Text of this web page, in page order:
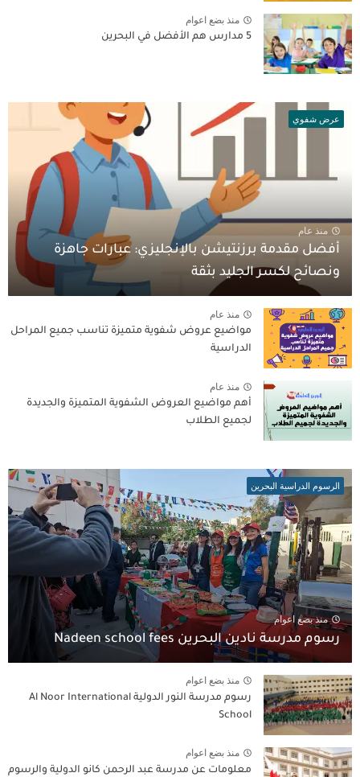
منذ بضع اعوام
5 مدارس هم الأفضل في البحرين
عرض شفوي
منذ عام
أفضل مقدمة برزنتيشن بالإنجليزي: عبارات جاهزة
ونصائح لكسر الجليد بثقة
منذ عام
مواضيع عروض شفوية متميزة تناسب جميع المراحل
الدراسية
منذ عام
أهم مواضيع العروض الشفوية المتميزة والجديدة
لجميع الطلاب
الرسوم الدراسية البحرين
منذ بضع اعوام
رسوم مدرسة نادين البحرين Nadeen school fees
منذ بضع اعوام
رسوم مدرسة النور الدولية Al Noor International
School
منذ بضع اعوام
معلومات عن مدرسة عبد الرحمن كانو الدولية والرسوم